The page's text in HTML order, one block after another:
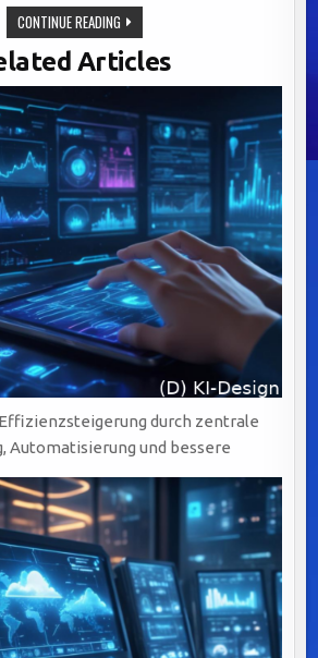
CONTINUE READINGCOMPLIANCE
SYSTEMATISCH
MACHEN
–
MIT
DATENBASIERTER
Articles
Effizienzsteigerung durch zentrale
Automatisierung und bessere